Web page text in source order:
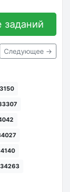
заданий
Следующее →